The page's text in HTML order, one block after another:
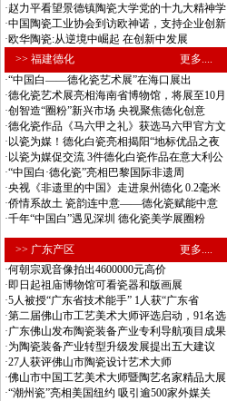
·赵力平看望景德镇陶瓷大学党的十九大精神学
·中国陶瓷工业协会到访欧神诺，支持企业创新
·欧华陶瓷:从逆境中崛起 在创新中发展
>> 福建德化
更多....
·“中国白——德化瓷艺术展”在海口展出
·德化瓷艺术展亮相海南省博物馆，将展至10月
·创智造“圈粉”新兴市场 央视聚焦德化创意
·德化瓷作品《马六甲之礼》获选马六甲官方文
· 以瓷为媒！德化白瓷亮相揭阳“地标优品之夜
· 以瓷为媒促交流 3件德化白瓷作品在意大利公
·“中国白·德化瓷”亮相巴黎国际非遗周
·央视《非遗里的中国》走进泉州德化 0.2毫米
·侨情系故土 瓷韵连中意——德化瓷赋能中意
·千年“中国白”遇见深圳 德化瓷美学展圈粉
>> 广东产区
更多....
·何朝宗观音像拍出4600000元高价
·即日起祖庙博物馆可看瓷器和版画展
·5人被授“广东省技术能手” 1人获“广东省
·第二届佛山市工艺美术大师评选启动，91名选
·广东佛山发布陶瓷装备产业专利导航项目成果
·为陶瓷装备产业转型升级发展提出五大建议
·27人获评佛山市陶瓷设计艺术大师
·佛山市中国工艺美术大师暨陶艺名家精品大展
·“潮州瓷”亮相美国纽约 吸引逾500家外媒关